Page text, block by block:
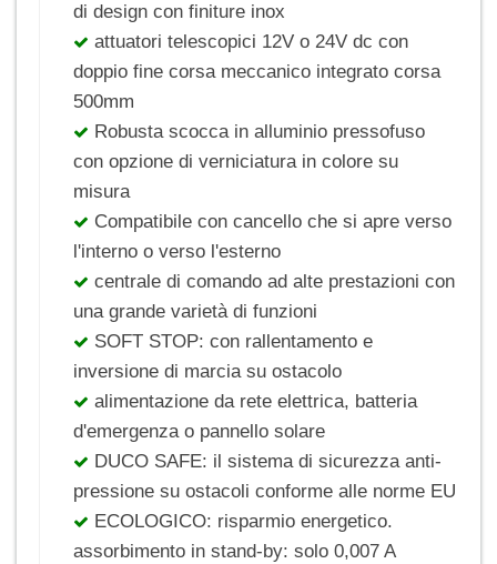
di design con finiture inox
attuatori telescopici 12V o 24V dc con
doppio fine corsa meccanico integrato corsa
500mm
Robusta scocca in alluminio pressofuso
con opzione di verniciatura in colore su
misura
Compatibile con cancello che si apre verso
l'interno o verso l'esterno
centrale di comando ad alte prestazioni con
una grande varietà di funzioni
SOFT STOP: con rallentamento e
inversione di marcia su ostacolo
alimentazione da rete elettrica, batteria
d'emergenza o pannello solare
DUCO SAFE: il sistema di sicurezza anti-
pressione su ostacoli conforme alle norme EU
ECOLOGICO: risparmio energetico.
assorbimento in stand-by: solo 0,007 A